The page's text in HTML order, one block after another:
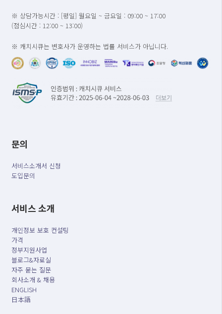
※ 상담가능시간 : [평일] 월요일 ~ 금요일 : 09:00 ~ 17:00
(점심시간 : 12:00 ~ 13:00)
※ 캐치시큐는 변호사가 운영하는 법률 서비스가 아닙니다.
문의
서비스소개서 신청
도입문의
서비스 소개
개인정보 보호 컨설팅
가격
정부지원사업
블로그&자료실
자주 묻는 질문
회사소개 & 채용
ENGLISH
日本語